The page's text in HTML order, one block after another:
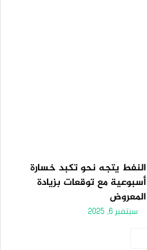
النفط يتجه نحو تكبد خسارة
أسبوعية مع توقعات بزيادة
المعروض
سبتمبر 6, 2025